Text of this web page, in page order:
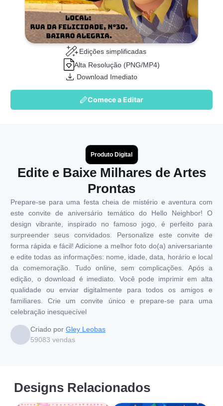
Edições simplificadas
Alta Resolução (PNG/MP4)
Download Imediato
Comece a Editar
Produto Digital
Edite e Baixe Milhares de Artes
Prontas
Prepare-se para uma festa cheia de mistério e aventura com
este convite de aniversário temático do Hello Neighbor! O
design vibrante, inspirado no famoso jogo, é perfeito para
surpreender seus convidados. Personalize este convite de
forma rápida e fácil! Adicione a melhor foto do(a) aniversariante
e edite todas as informações: nome, idade, data, horário e local
da comemoração. Tudo online, sem complicações. Após a
edição, o download é imediato. Você pode imprimir em alta
qualidade ou enviar digitalmente para todos os amigos e
familiares. Crie um convite único e prepare-se para uma
celebração inesquecível
Criado por Gley Leobas
59083 vendas
Designs Relacionados